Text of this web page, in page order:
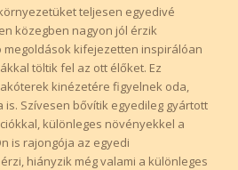
teljesen egyedivé
közegben nagyon jól érzik
megoldások kifejezetten inspirálóan
töltik fel az ott élőket. Ez
kinézetére figyelnek oda,
Szívesen bővítik egyedileg gyártott
különleges növényekkel a
is rajongója az egyedi
hiányzik még valami a különleges